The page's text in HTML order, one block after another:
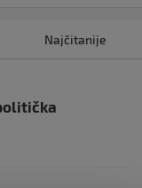
Najčitanije